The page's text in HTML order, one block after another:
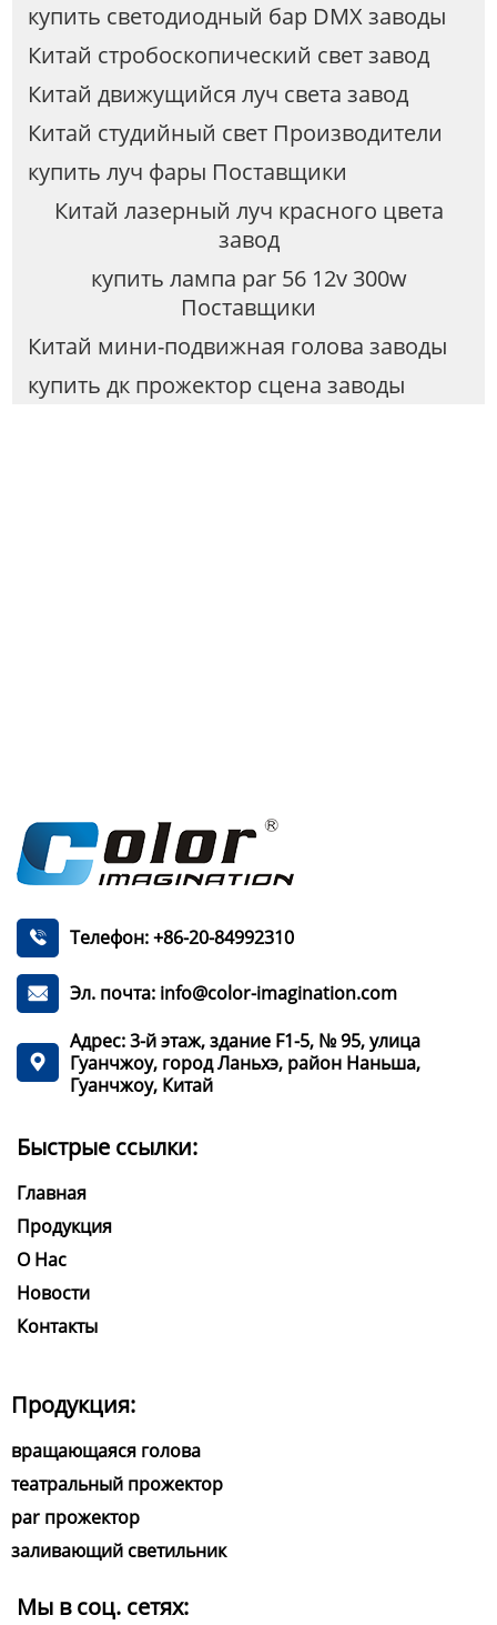
купить светодиодный бар DMX заводы
Китай стробоскопический свет завод
Китай движущийся луч света завод
Китай студийный свет Производители
купить луч фары Поставщики
Китай лазерный луч красного цвета
завод
купить лампа par 56 12v 300w
Поставщики
Китай мини-подвижная голова заводы
купить дк прожектор сцена заводы
 Телефон: +86-20-84992310
 Эл. почта: info@color-imagination.com

Адрес: 3-й этаж, здание F1-5, № 95, улица
Гуанчжоу, город Ланьхэ, район Наньша,
Гуанчжоу, Китай
Быстрые ссылки:
Главная
Продукция
О Нас
Новости
Контакты
Продукция:
вращающаяся голова
театральный прожектор
par прожектор
заливающий светильник
Мы в соц. сетях: